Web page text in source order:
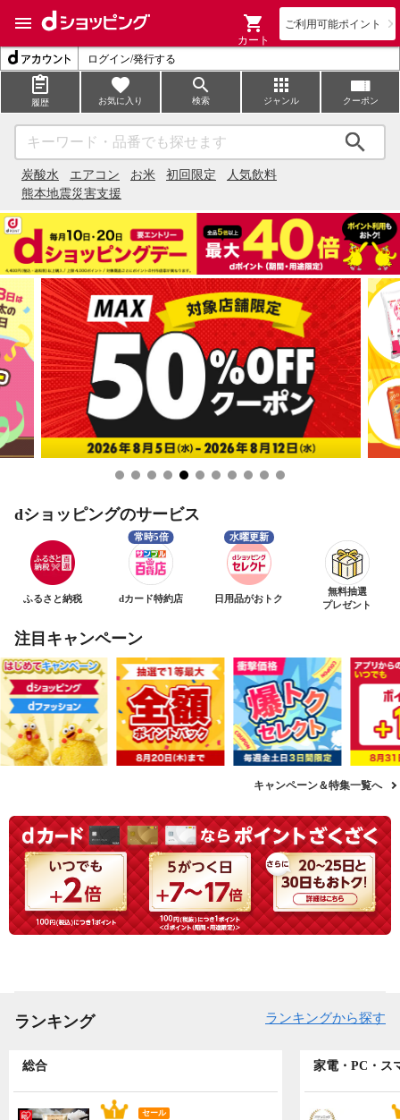
ご利用可能ポイント
カート
ログイン/発行する
履歴 お気に入り 検索 ジャンル クーポン
炭酸水 エアコン お米 初回限定
人気飲料
熊本地震災害支援
dショッピングのサービス
ふるさと納税 dカード特約店 日用品がおトク
無料抽選
プレゼント
注目キャンペーン
キャンペーン＆特集一覧へ
ランキング ランキングから探す
総合
セール
家電・PC・ス